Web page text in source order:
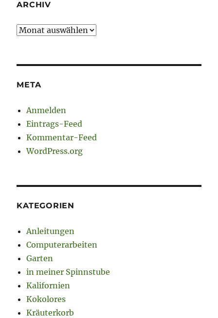
ARCHIV
Archiv
META
Anmelden
Eintrags-Feed
Kommentar-Feed
WordPress.org
KATEGORIEN
Anleitungen
Computerarbeiten
Garten
in meiner Spinnstube
Kalifornien
Kokolores
Kräuterkorb